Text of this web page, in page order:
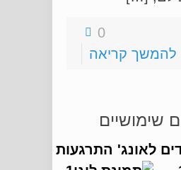
0
להמשך קריאה
שימושיים
לאונג' התרגעות